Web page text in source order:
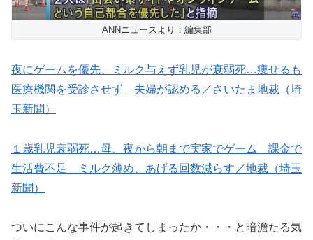
ANNニュースより：編集部
夜にゲームを優先、ミルク与えず乳児が衰弱死…痩せるも
医療機関を受診させず 夫婦が認める／さいたま地裁（埼
玉新聞）
１歳乳児衰弱死…母、夜から朝まで実家でゲーム 課金で
生活費不足 ミルク薄め、あげる回数減らす／地裁（埼玉
新聞）
ついにこんな事件が起きてしまったか・・・と暗澹たる気